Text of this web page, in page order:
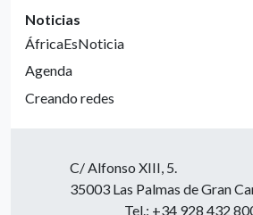
Noticias
ÁfricaEsNoticia
Agenda
Creando redes
C/ Alfonso XIII, 5.
35003 Las Palmas de Gran
Tel.: +34 928 432